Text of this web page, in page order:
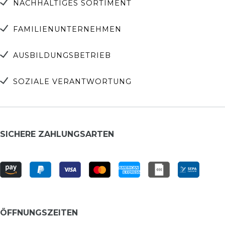
NACHHALTIGES SORTIMENT
FAMILIENUNTERNEHMEN
AUSBILDUNGSBETRIEB
SOZIALE VERANTWORTUNG
SICHERE ZAHLUNGSARTEN
ÖFFNUNGSZEITEN